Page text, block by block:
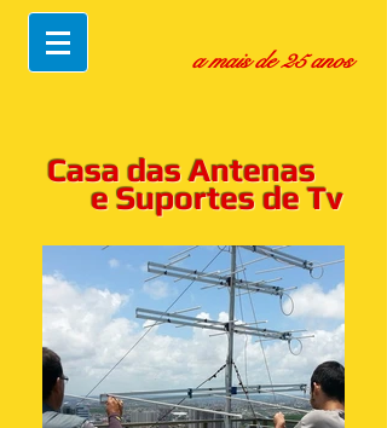
a mais de 25 anos
Casa das Antenas
e Suportes de Tv